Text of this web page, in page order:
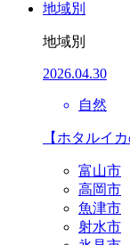
地域別
地域別
2026.04.30
自然
【ホタルイ
富山市
高岡市
魚津市
射水市